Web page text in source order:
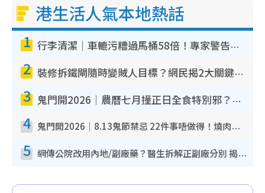
港生活人氣本地熱話
1 行李清潔｜車轆污糟過馬桶58倍！專家警告忌用酒精抹 教1招免污手除菌
2 裝修拆鐵閘隨時變賊人目標？網民揭2大關鍵用途：裝新式等於白裝？附新舊鐵閘分別
3 鬼門開2026｜農曆七月撞正日全食特別邪？專家警告切忌做一事！揭4大禁忌+2招保平安
4 鬼門開2026｜8.13鬼節禁忌 22件事唔做得！燒肉、刺身要少食？半夜勿吹口哨/打呢個電話
5 網傳公院改用內地/副廠藥？醫生拆解正副廠分別 揭4類人換藥隨時出事